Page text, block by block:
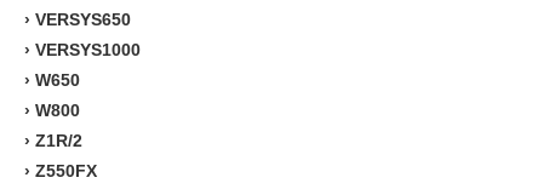
› VERSYS650
› VERSYS1000
› W650
› W800
› Z1R/2
› Z550FX